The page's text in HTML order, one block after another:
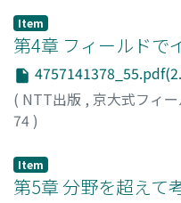
Yasuoka, Hirokazu
Item
第4章 フィールドで
( NTT出版 , 京大式フィ
74)
Sayaka
Item
第5章 分野を超えて